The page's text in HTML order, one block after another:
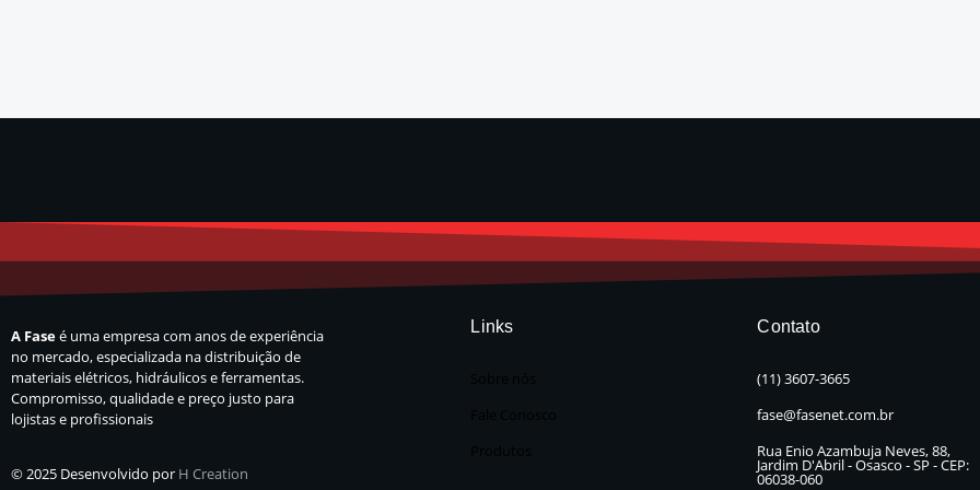
A Faseé uma empresa com anos de experiência
no mercado, especializada na distribuição de
materiais elétricos, hidráulicos e ferramentas.
Compromisso, qualidade e preço justo para
lojistas e profissionais
© 2025 Desenvolvido por H Creation
Links Contato
(11) 3607-3665
fase@fasenet.com.br
Rua Enio Azambuja Neves, 88,
Jardim D'Abril - Osasco - SP - CEP:
06038-060